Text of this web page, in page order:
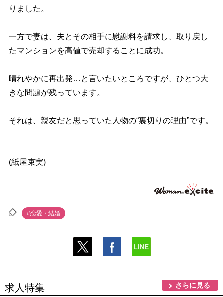
りました。
一方で妻は、夫とその相手に慰謝料を請求し、取り戻し
たマンションを高値で売却することに成功。
晴れやかに再出発…と言いたいところですが、ひとつ大
きな問題が残っています。
それは、親友だと思っていた人物の“裏切りの理由”です。
(紙屋束実)
#恋愛・結婚
求人特集 さらに見る